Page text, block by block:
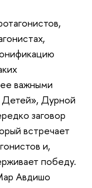
важными
Детей», Дурной
заговор
встречает
и,
победу.
Авдишо